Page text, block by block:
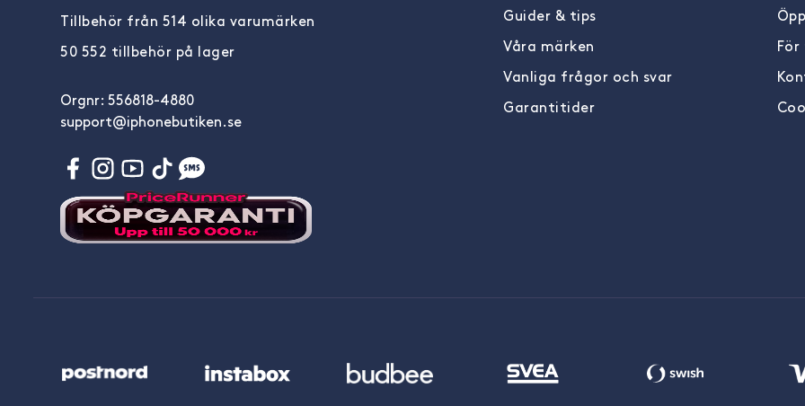
Tillbehör från 514 olika varumärken
50 552 tillbehör på lager
Orgnr: 556818-4880
support@iphonebutiken.se
Guider & tips
Våra märken
Vanliga frågor och svar
Garantitider